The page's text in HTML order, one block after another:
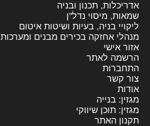
אדריכלות, תכנון ובניה
שמאות, מיסוי נדל"ן
ליקויי בניה, בעיות ושיטות איטום
מנהלי אחזקה בכירים מבנים ומערכות
אזור אישי
הרשמה לאתר
התחברות
צור קשר
אודות
מגזין: בנייה
מגזין: תוכן שיווקי
תקנון האתר